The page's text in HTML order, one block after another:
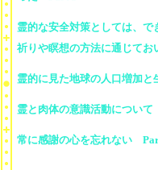
霊的な安全対策としては、
祈りや瞑想の方法に通じて
霊的に見た地球の人口増加
霊と肉体の意識活動につい
常に感謝の心を忘れない